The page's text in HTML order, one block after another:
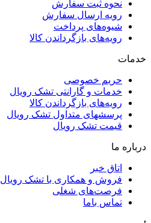
نحوه ثبت سفارش
رویه ارسال سفارش
شیوه‌های پرداخت
رویه‌های بازگرداندن کالا
خدمات
حریم خصوصی
خدمات و گارانتی تشک رویال
رویه‌های بازگرداندن کالا
پرسشهای متداول تشک رویال
قیمت تشک رویال
درباره ما
اتاق خبر
فروش و همکاری با تشک رویال
فرصت‌های شغلی
تماس باما